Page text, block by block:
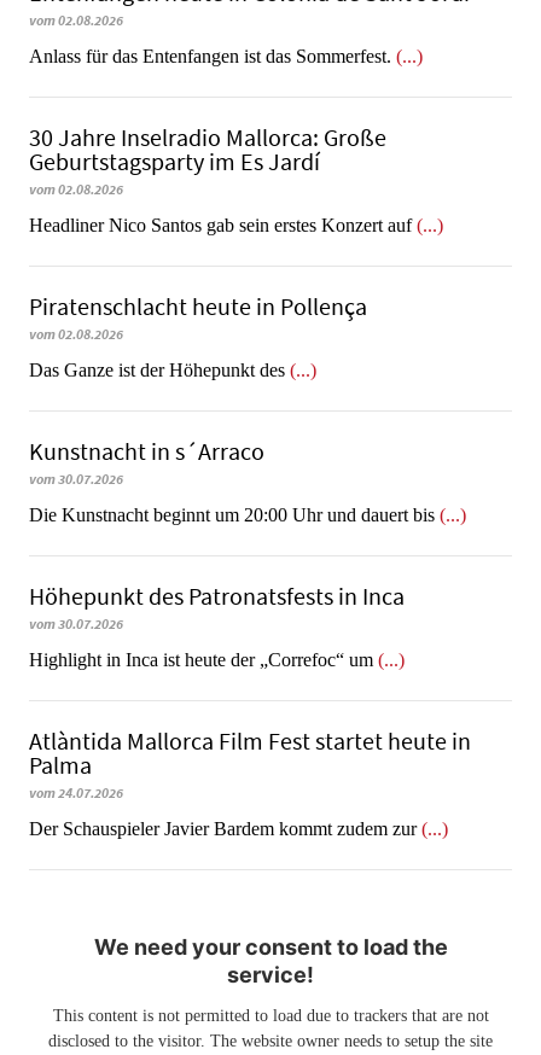
vom 02.08.2026
Anlass für das Entenfangen ist das Sommerfest. (...)
30 Jahre Inselradio Mallorca: Große
Geburtstagsparty im Es Jardí
vom 02.08.2026
Headliner Nico Santos gab sein erstes Konzert auf(...)
Piratenschlacht heute in Po­llen­ça
vom 02.08.2026
​​​​​​​Das Ganze ist der Höhepunkt des (...)
Kunstnacht in s´Arraco
vom 30.07.2026
Die Kunstnacht beginnt um 20:00 Uhr und dauert bis (...)
Höhepunkt des Patronatsfests in Inca
vom 30.07.2026
Highlight in Inca ist heute der „Correfoc“ um (...)
Atlàntida Mallorca Film Fest startet heute in
Palma
vom 24.07.2026
Der Schauspieler Javier Bardem kommt zudem zur(...)
We need your consent to load the
service!
This content is not permitted to load due to trackers that are not
disclosed to the visitor. The website owner needs to setup the site